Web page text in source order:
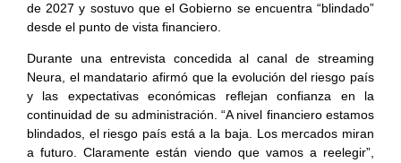
de 2027 y sostuvo que el Gobierno se encuentra “blindado”
desde el punto de vista financiero.
Durante una entrevista concedida al canal de streaming
Neura, el mandatario afirmó que la evolución del riesgo país
y las expectativas económicas reflejan confianza en la
continuidad de su administración. “A nivel financiero estamos
blindados, el riesgo país está a la baja. Los mercados miran
a futuro. Claramente están viendo que vamos a reelegir”,